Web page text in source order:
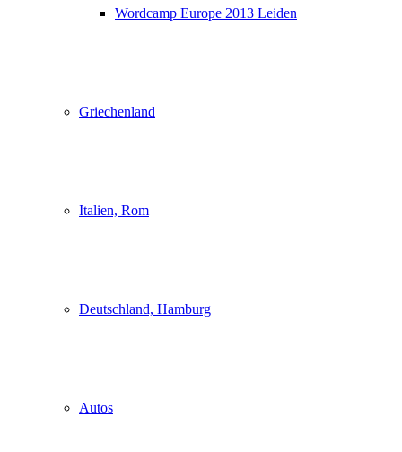
Wordcamp Europe 2013 Leiden
Griechenland
Italien, Rom
Deutschland, Hamburg
Autos